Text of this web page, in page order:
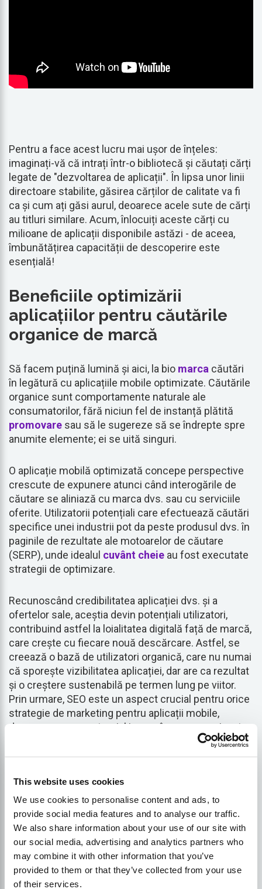
This website uses cookies
We use cookies to personalise content and ads, to
provide social media features and to analyse our traffic.
We also share information about your use of our site with
our social media, advertising and analytics partners who
may combine it with other information that you’ve
provided to them or that they’ve collected from your use
of their services.
Pentru a face acest lucru mai ușor de înțeles:
imaginați-vă că intrați într-o bibliotecă și căutați cărți
legate de "dezvoltarea de aplicații". În lipsa unor linii
directoare stabilite, găsirea cărților de calitate va fi
ca și cum ați găsi aurul, deoarece acele sute de cărți
au titluri similare. Acum, înlocuiți aceste cărți cu
milioane de aplicații disponibile astăzi - de aceea,
îmbunătățirea capacității de descoperire este
esențială!
Beneficiile optimizării
aplicațiilor pentru căutările
organice de marcă
Să facem puțină lumină și aici, la bio marca căutări
în legătură cu aplicațiile mobile optimizate. Căutările
organice sunt comportamente naturale ale
consumatorilor, fără niciun fel de instanță plătită
promovare sau să le sugereze să se îndrepte spre
anumite elemente; ei se uită singuri.
O aplicație mobilă optimizată concepe perspective
crescute de expunere atunci când interogările de
căutare se aliniază cu marca dvs. sau cu serviciile
oferite. Utilizatorii potențiali care efectuează căutări
specifice unei industrii pot da peste produsul dvs. în
paginile de rezultate ale motoarelor de căutare
(SERP), unde idealul cuvânt cheie au fost executate
strategii de optimizare.
Recunoscând credibilitatea aplicației dvs. și a
ofertelor sale, aceștia devin potențiali utilizatori,
contribuind astfel la loialitatea digitală față de marcă,
care crește cu fiecare nouă descărcare. Astfel, se
creează o bază de utilizatori organică, care nu numai
că sporește vizibilitatea aplicației, dar are ca rezultat
și o creștere sustenabilă pe termen lung pe viitor.
Prin urmare, SEO este un aspect crucial pentru orice
strategie de marketing pentru aplicații mobile,
deoarece are un potențial imens în ceea ce privește
implicarea clienților și menținerea relevanței în
mijlocul industriei de profil.concurs.
Credeți-mă când vă spun acest lucru: elaborarea
unei strategii SEO pentru aplicații este ca și cum ați
construi un far de-a lungul unui țărm stâncos pe
timp de noapte - fără el, cum vor găsi navele țărmul
în siguranță?
Strategii de bază pentru